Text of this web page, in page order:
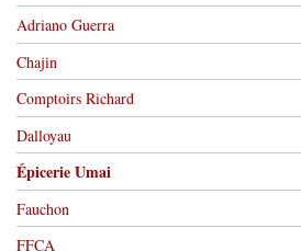
Adriano Guerra
Chajin
Comptoirs Richard
Dalloyau
Épicerie Umai
Fauchon
FFCA